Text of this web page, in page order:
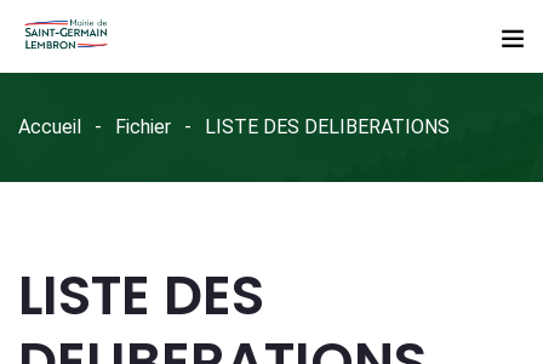
Accueil Fichier LISTE DES DELIBERATIONS
LISTE DES